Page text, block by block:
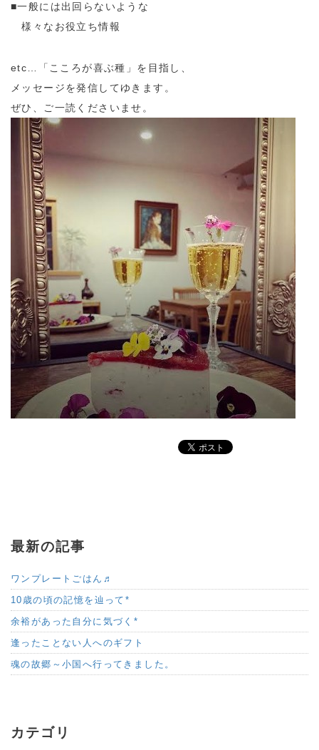
■一般には出回らないような
様々なお役立ち情報
etc…「こころが喜ぶ種」を目指し、
メッセージを発信してゆきます。
ぜひ、ご一読くださいませ。
最新の記事
ワンプレートごはん♬
10歳の頃の記憶を辿って*
余裕があった自分に気づく*
逢ったことない人へのギフト
魂の故郷～小国へ行ってきました。
カテゴリ